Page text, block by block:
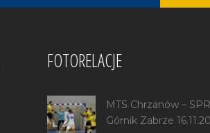
FOTORELACJE
MTS Chrzanów – SPR
Górnik Zabrze